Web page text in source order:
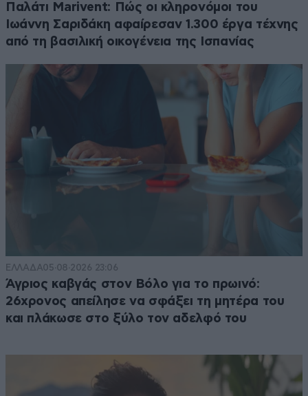
Παλάτι Marivent: Πώς οι κληρονόμοι του
Ιωάννη Σαριδάκη αφαίρεσαν 1.300 έργα τέχνης
από τη βασιλική οικογένεια της Ισπανίας
ΕΛΛΑΔΑ05·08·2026 23:06
Άγριος καβγάς στον Βόλο για το πρωινό:
26χρονος απείλησε να σφάξει τη μητέρα του
και πλάκωσε στο ξύλο τον αδελφό του